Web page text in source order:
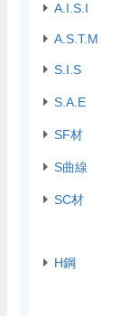
A.I.S.I
A.S.T.M
S.I.S
S.A.E
SF材
S曲線
SC材
H鋼